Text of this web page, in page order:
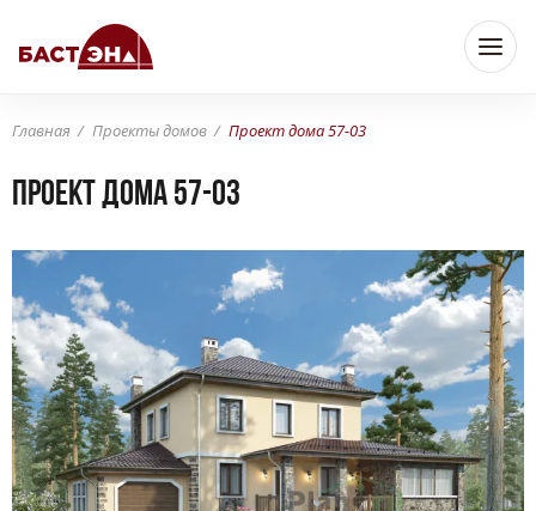
Главная Проекты домов Проект дома 57-03
Проект дома 57-03